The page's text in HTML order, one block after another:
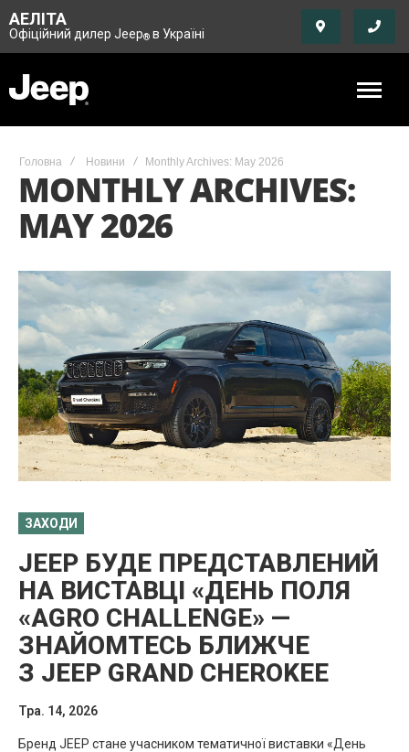
АЕЛІТА
Офіційний дилер Jeep® в Україні
Головна Новини Monthly Archives: May 2026
MONTHLY ARCHIVES:
MAY 2026
ЗАХОДИ
JEEP БУДЕ ПРЕДСТАВЛЕНИЙ
НА ВИСТАВЦІ «ДЕНЬ ПОЛЯ
«AGRO CHALLENGE» —
ЗНАЙОМТЕСЬ БЛИЖЧЕ
З JEEP GRAND CHEROKEE
Тра. 14, 2026
Бренд JEEP стане учасником тематичної виставки «День